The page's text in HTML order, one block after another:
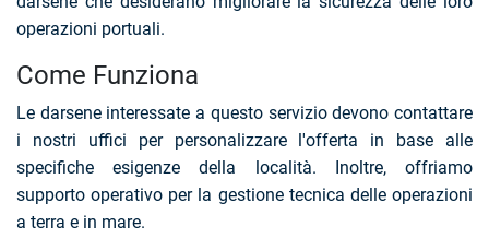
operazioni portuali.
Come Funziona
Le darsene interessate a questo servizio devono contattare
i nostri uffici per personalizzare l'offerta in base alle
specifiche esigenze della località. Inoltre, offriamo
supporto operativo per la gestione tecnica delle operazioni
a terra e in mare.